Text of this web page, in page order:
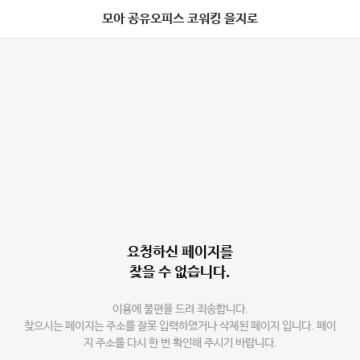
모아 공유오피스 코워킹 을지로
요청하신 페이지를
찾을 수 없습니다.
이용에 불편을 드려 죄송합니다.
찾으시는 페이지는 주소를 잘못 입력하였거나 삭제된 페이지 입니다. 페이
지 주소를 다시 한 번 확인해 주시기 바랍니다.